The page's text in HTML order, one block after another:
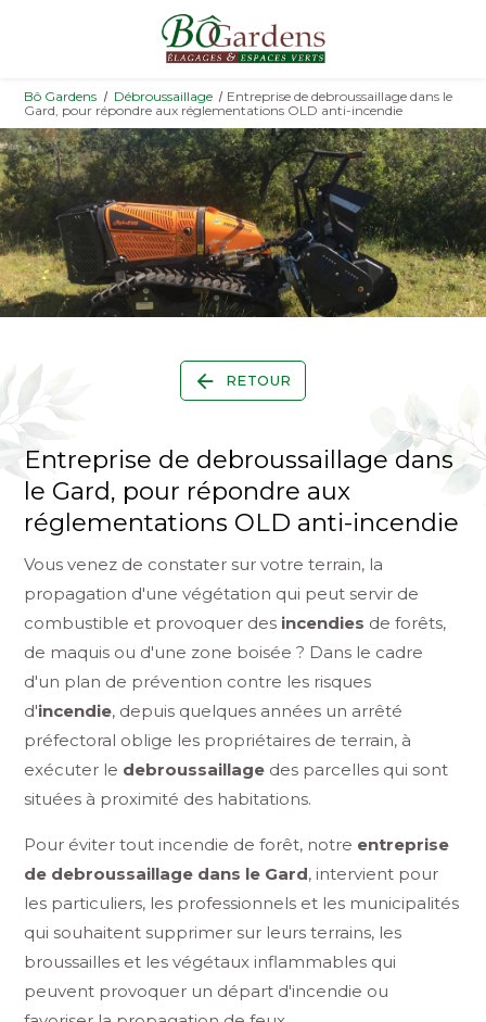
Bô Gardens Débroussaillage
Entreprise de debroussaillage dans le
Gard, pour répondre aux réglementations OLD anti-incendie
RETOUR
Entreprise de debroussaillage dans
le Gard, pour répondre aux
réglementations OLD anti-incendie
Vous venez de constater sur votre terrain, la
propagation d'une végétation qui peut servir de
combustible et provoquer des incendies de forêts,
de maquis ou d'une zone boisée ? Dans le cadre
d'un plan de prévention contre les risques
d'incendie, depuis quelques années un arrêté
préfectoral oblige les propriétaires de terrain, à
exécuter le debroussaillage des parcelles qui sont
situées à proximité des habitations.
Pour éviter tout incendie de forêt, notre entreprise
de debroussaillage dans le Gard, intervient pour
les particuliers, les professionnels et les municipalités
qui souhaitent supprimer sur leurs terrains, les
broussailles et les végétaux inflammables qui
peuvent provoquer un départ d'incendie ou
Panneau de gestion des cookies